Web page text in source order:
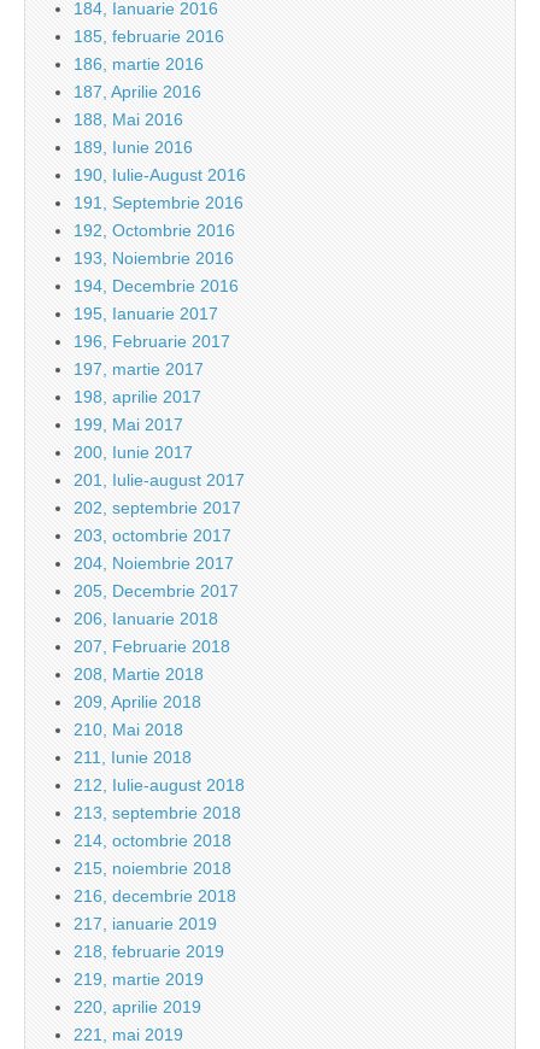
184, Ianuarie 2016
185, februarie 2016
186, martie 2016
187, Aprilie 2016
188, Mai 2016
189, Iunie 2016
190, Iulie-August 2016
191, Septembrie 2016
192, Octombrie 2016
193, Noiembrie 2016
194, Decembrie 2016
195, Ianuarie 2017
196, Februarie 2017
197, martie 2017
198, aprilie 2017
199, Mai 2017
200, Iunie 2017
201, Iulie-august 2017
202, septembrie 2017
203, octombrie 2017
204, Noiembrie 2017
205, Decembrie 2017
206, Ianuarie 2018
207, Februarie 2018
208, Martie 2018
209, Aprilie 2018
210, Mai 2018
211, Iunie 2018
212, Iulie-august 2018
213, septembrie 2018
214, octombrie 2018
215, noiembrie 2018
216, decembrie 2018
217, ianuarie 2019
218, februarie 2019
219, martie 2019
220, aprilie 2019
221, mai 2019